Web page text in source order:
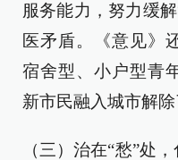
服务能力，努力缓
医矛盾。《意见》
宿舍型、小户型青
新市民融入城市解除
（三）治在“愁”处